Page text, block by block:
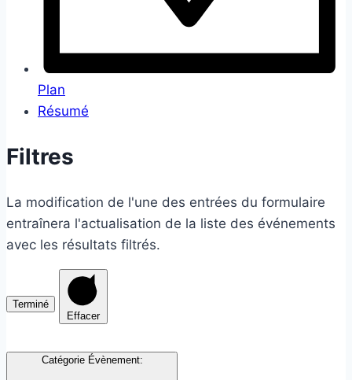
Plan
Résumé
Filtres
La modification de l'une des entrées du formulaire
entraînera l'actualisation de la liste des événements
avec les résultats filtrés.
Terminé
Effacer
Catégorie Évènement: